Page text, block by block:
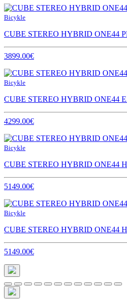
Bicykle
CUBE STEREO HYBRID ONE44
3899.00€
Bicykle
CUBE STEREO HYBRID ONE44
4299.00€
Bicykle
CUBE STEREO HYBRID ONE44
5149.00€
Bicykle
CUBE STEREO HYBRID ONE44
5149.00€